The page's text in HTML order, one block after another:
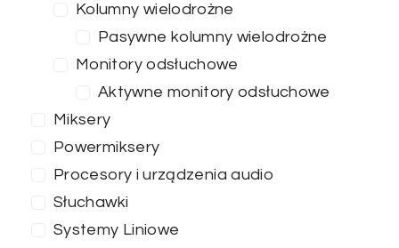
Kolumny wielodrożne
Pasywne kolumny wielodrożne
Monitory odsłuchowe
Aktywne monitory odsłuchowe
Miksery
Powermiksery
Procesory i urządzenia audio
Słuchawki
Systemy Liniowe